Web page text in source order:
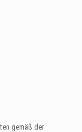
gemäß der